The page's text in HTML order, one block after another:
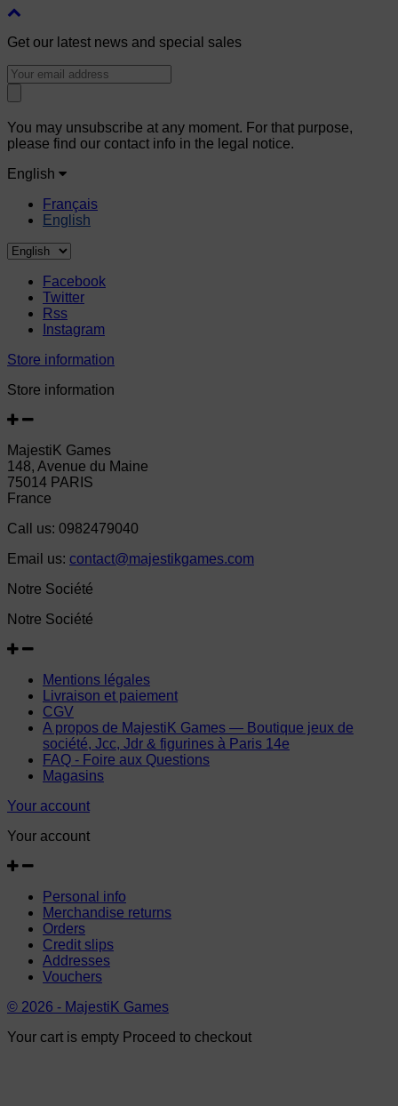
Get our latest news and special sales
You may unsubscribe at any moment. For that purpose,
please find our contact info in the legal notice.
English
Français
English
Facebook
Twitter
Rss
Instagram
Store information
Store information
MajestiK Games
148, Avenue du Maine
75014 PARIS
France
Call us: 0982479040
Email us: contact@majestikgames.com
Notre Société
Notre Société
Mentions légales
Livraison et paiement
CGV
A propos de MajestiK Games — Boutique jeux de
société, Jcc, Jdr & figurines à Paris 14e
FAQ - Foire aux Questions
Magasins
Your account
Your account
Personal info
Merchandise returns
Orders
Credit slips
Addresses
Vouchers
© 2026 - MajestiK Games
Your cart is empty Proceed to checkout